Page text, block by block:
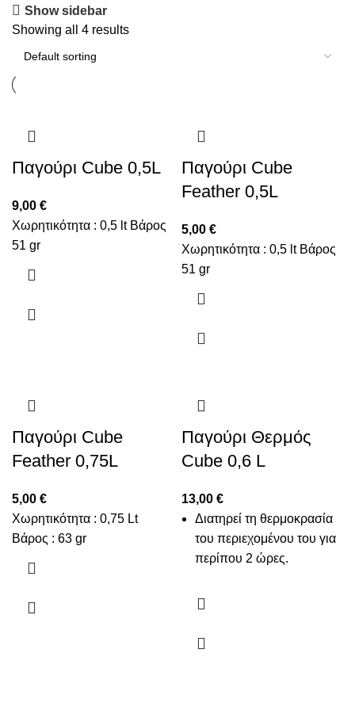
Show sidebar
Showing all 4 results
Παγούρι Cube 0,5L
9,00 €
Χωρητικότητα : 0,5 lt Βάρος
51 gr
Παγούρι Cube
Feather 0,5L
5,00 €
Χωρητικότητα : 0,5 lt Βάρος
51 gr
Παγούρι Cube
Feather 0,75L
5,00 €
Χωρητικότητα : 0,75 Lt
Βάρος : 63 gr
Παγούρι Θερμός
Cube 0,6 L
13,00 €
Διατηρεί τη θερμοκρασία
του περιεχομένου του για
περίπου 2 ώρες.